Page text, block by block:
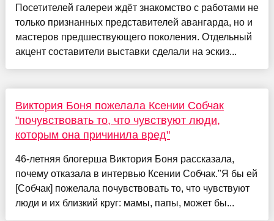
Посетителей галереи ждёт знакомство с работами не
только признанных представителей авангарда, но и
мастеров предшествующего поколения. Отдельный
акцент составители выставки сделали на эскиз...
Виктория Боня пожелала Ксении Собчак
"почувствовать то, что чувствуют люди,
которым она причинила вред"
46-летняя блогерша Виктория Боня рассказала,
почему отказала в интервью Ксении Собчак."Я бы ей
[Собчак] пожелала почувствовать то, что чувствуют
люди и их близкий круг: мамы, папы, может бы...